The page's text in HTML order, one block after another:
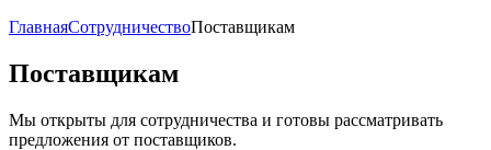
ГлавнаяСотрудничествоПоставщикам
Поставщикам
Мы открыты для сотрудничества и готовы рассматривать
предложения от поставщиков.